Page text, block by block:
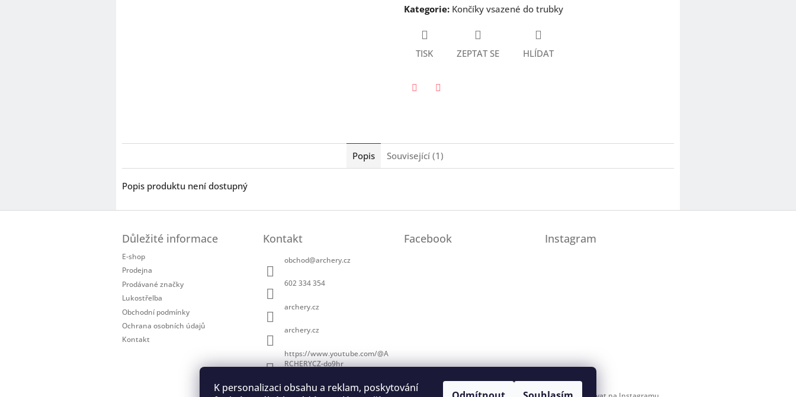
K personalizaci obsahu a reklam, poskytování
Kategorie: Končíky vsazené do trubky
TISK ZEPTAT SE HLÍDAT
Popis Související (1)
Popis produktu není dostupný
Důležité informace
E-shop
Prodejna
Prodávané značky
Lukostřelba
Obchodní podmínky
Ochrana osobních údajů
Kontakt
Kontakt
obchod@archery.cz
602 334 354
archery.cz
archery.cz
https://www.youtube.com/@A
RCHERYCZ-do9hr
Facebook Instagram